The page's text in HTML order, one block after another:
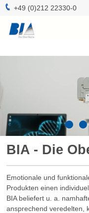
+49 (0)212 22330-0
Oberflächen
b-lab
Nachhaltigkeit
Kontakt
BIA - Die
Emotionale und
Produkten einen
BIA beliefert u. a.
ansprechend veredelten,